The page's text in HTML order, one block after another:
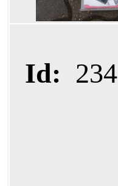
Id: 234